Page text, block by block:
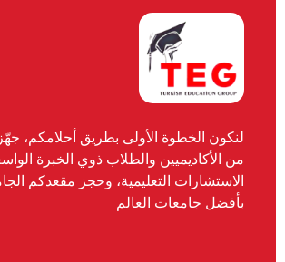
لنكون الخطوة الأولى بطريق أحلامكم،
من الأكاديميين والطلاب ذوي الخبرة
الاستشارات التعليمية، وحجز مقعدكم
بأفضل جامعات العالم